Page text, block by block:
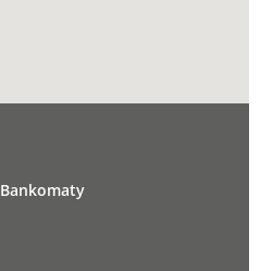
Bankomaty